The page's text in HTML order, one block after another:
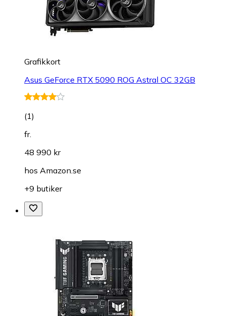
Grafikkort
Asus GeForce RTX 5090 ROG Astral OC 32GB
(1)
fr.
48 990 kr
hos Amazon.se
+9 butiker